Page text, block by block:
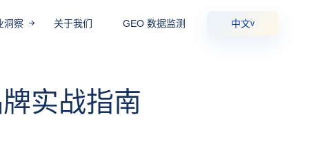
洞察 关于我们 GEO 数据监测 中文v
实战指南